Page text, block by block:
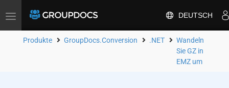
Toggle
DEUTSCH
Produkte GroupDocs.Conversion .NET
Wandeln
Sie GZ in
EMZ um